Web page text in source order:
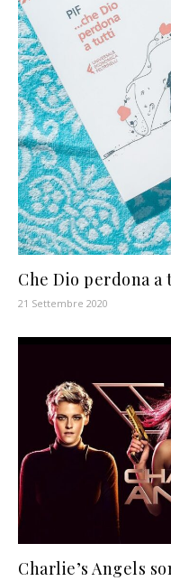
Che Dio perdona
21 Settembre 2020
Charlie’s Angels